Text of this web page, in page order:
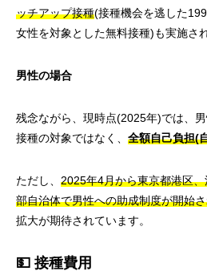
ッチアップ接種(接種機会を逃した
女性を対象とした無料接種)も実施さ
男性の場合
残念ながら、現時点(2025年)では、
接種の対象ではなく、 全額自己負担(
ただし、 2025年4月から東京都港区
部自治体で男性への助成制度が開始
拡大が期待されています。
💵 接種費用